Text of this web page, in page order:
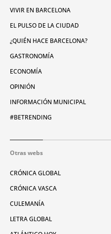
VIVIR EN BARCELONA
EL PULSO DE LA CIUDAD
¿QUIÉN HACE BARCELONA?
GASTRONOMÍA
ECONOMÍA
OPINIÓN
INFORMACIÓN MUNICIPAL
#BETRENDING
Otras webs
CRÓNICA GLOBAL
CRÓNICA VASCA
CULEMANÍA
LETRA GLOBAL